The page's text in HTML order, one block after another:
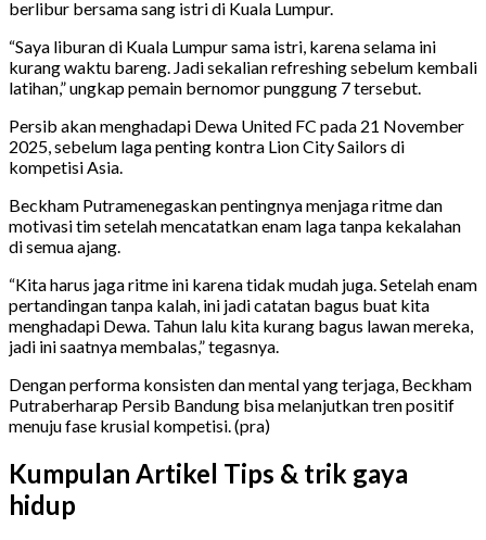
berlibur bersama sang istri di Kuala Lumpur.
“Saya liburan di Kuala Lumpur sama istri, karena selama ini
kurang waktu bareng. Jadi sekalian refreshing sebelum kembali
latihan,” ungkap pemain bernomor punggung 7 tersebut.
Persib akan menghadapi Dewa United FC pada 21 November
2025, sebelum laga penting kontra Lion City Sailors di
kompetisi Asia.
Beckham Putramenegaskan pentingnya menjaga ritme dan
motivasi tim setelah mencatatkan enam laga tanpa kekalahan
di semua ajang.
“Kita harus jaga ritme ini karena tidak mudah juga. Setelah enam
pertandingan tanpa kalah, ini jadi catatan bagus buat kita
menghadapi Dewa. Tahun lalu kita kurang bagus lawan mereka,
jadi ini saatnya membalas,” tegasnya.
Dengan performa konsisten dan mental yang terjaga, Beckham
Putraberharap Persib Bandung bisa melanjutkan tren positif
menuju fase krusial kompetisi. (pra)
Kumpulan Artikel Tips & trik gaya
hidup